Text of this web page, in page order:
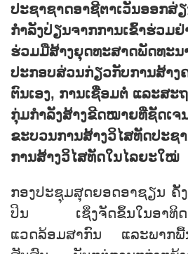
ປະຊາຊາດອາຊີຕາເວັນອອກສ່
ກຳລັງປ່ຽນຈາກການເຂົ້າຮ່ວມ
ຮ່ວມມືສ້າງຍຸດທະສາດພັດທະນ
ປະກອບສ່ວນກ່ຽວກັບການສ້າງ
ຕົນເອງ, ການເຊື່ອມຕໍ່ ແລະສະ
ກຸ່ມກຳລັງສ້າງຂີດໝາຍທີ່ຊັດເຈ
ຂະບວນການສ້າງວິໄສທັດປະຊ
ການສ້າງວິໄສທັດໃນໄລຍະໃໝ່
ກອງປະຊຸມສຸດຍອດອາຊຽນ ຄັ້
ປິນ ເຊິ່ງຈັດຂຶ້ນໃນອາທິດທີ່
ແວດລ້ອມສາກົນ ແລະພາກ